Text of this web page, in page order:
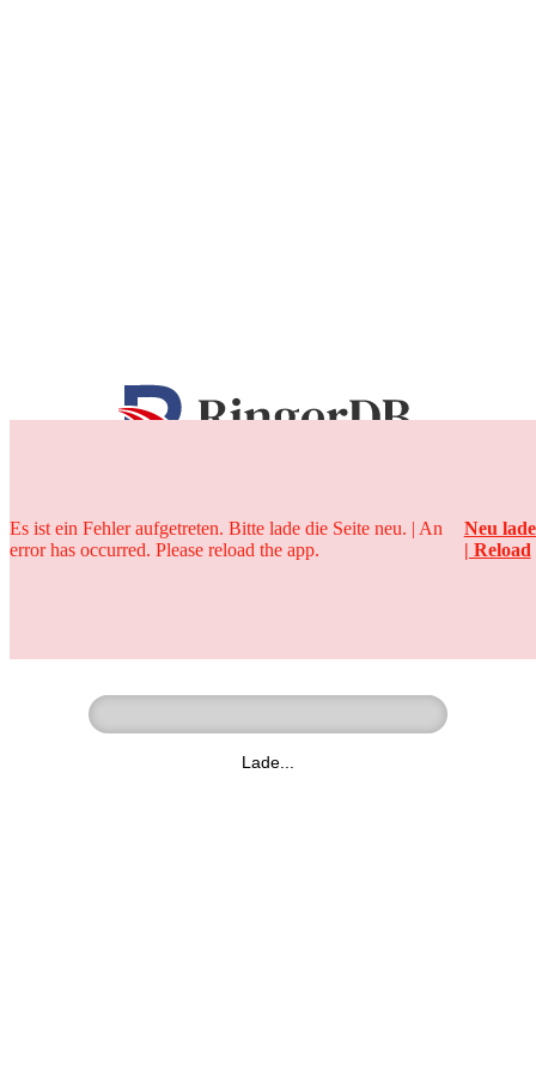
25 Jahre
Lade...
Es ist ein Fehler aufgetreten. Bitte lade die Seite neu. | An
error has occurred. Please reload the app.
Neu
| Reload